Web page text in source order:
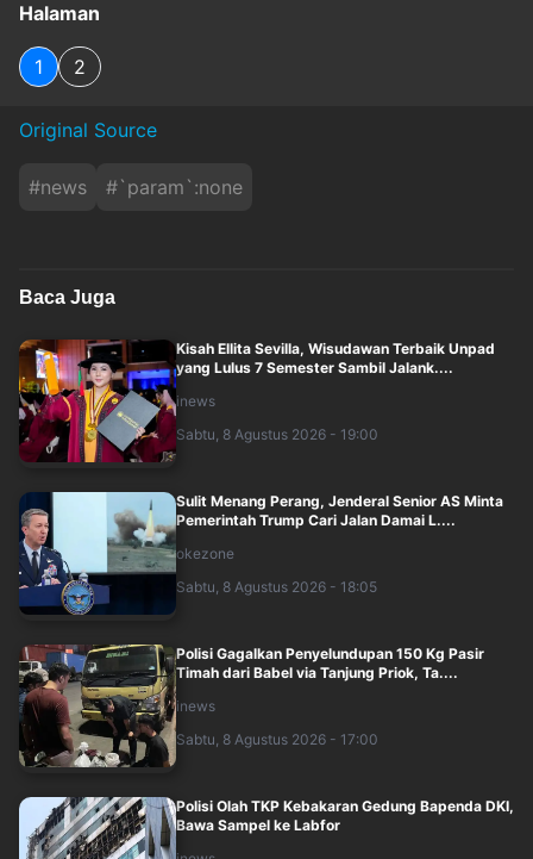
Halaman
1 2
Original Source
#news #`param`:none
Baca Juga
Kisah Ellita Sevilla, Wisudawan Terbaik Unpad
yang Lulus 7 Semester Sambil Jalank....
inews
Sabtu, 8 Agustus 2026 - 19:00
Sulit Menang Perang, Jenderal Senior AS Minta
Pemerintah Trump Cari Jalan Damai L....
okezone
Sabtu, 8 Agustus 2026 - 18:05
Polisi Gagalkan Penyelundupan 150 Kg Pasir
Timah dari Babel via Tanjung Priok, Ta....
inews
Sabtu, 8 Agustus 2026 - 17:00
Polisi Olah TKP Kebakaran Gedung Bapenda DKI,
Bawa Sampel ke Labfor